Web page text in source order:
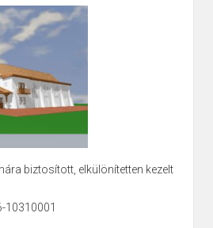
biztosított, elkülönítetten kezelt
10310001